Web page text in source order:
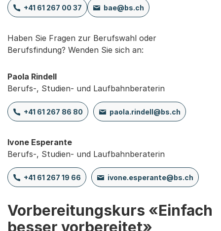
+41 61 267 00 37 bae@bs.ch
Haben Sie Fragen zur Berufswahl oder
Berufsfindung? Wenden Sie sich an:
Paola Rindell
Berufs-, Studien- und Laufbahnberaterin
+41 61 267 86 80 paola.rindell@bs.ch
Ivone Esperante
Berufs-, Studien- und Laufbahnberaterin
+41 61 267 19 66 ivone.esperante@bs.ch
Vorbereitungskurs «Einfach
besser vorbereitet»